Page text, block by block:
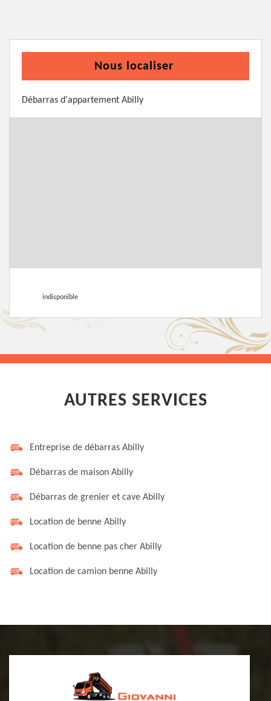
Nous localiser
Débarras d'appartement Abilly
indisponible
AUTRES SERVICES
Entreprise de débarras Abilly
Débarras de maison Abilly
Débarras de grenier et cave Abilly
Location de benne Abilly
Location de benne pas cher Abilly
Location de camion benne Abilly